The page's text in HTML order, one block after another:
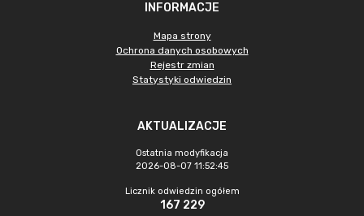
INFORMACJE
Mapa strony
Ochrona danych osobowych
Rejestr zmian
Statystyki odwiedzin
AKTUALIZACJE
Ostatnia modyfikacja
2026-08-07 11:52:45
Licznik odwiedzin ogółem
167 229